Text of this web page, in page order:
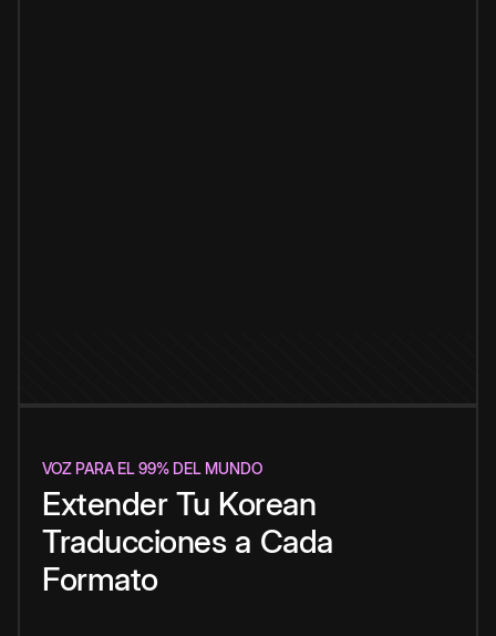
VOZ PARA EL 99% DEL MUNDO
Extender Tu Korean
Traducciones a Cada
Formato